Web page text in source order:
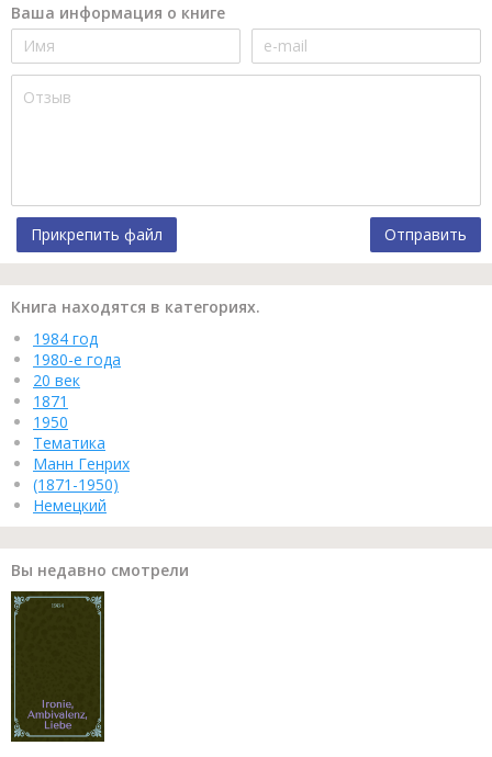
Ваша информация о книге
Прикрепить файл Отправить
Книга находятся в категориях.
1984 год
1980-е года
20 век
1871
1950
Тематика
Манн Генрих
(1871-1950)
Немецкий
Вы недавно смотрели